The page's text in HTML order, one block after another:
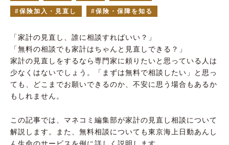
保険加入・見直し 保険・保障を知る
「家計の見直し、誰に相談すればいい？」
「無料の相談でも家計はちゃんと見直しできる？」
家計の見直しをするなら専門家に頼りたいと思っている人は
少なくはないでしょう。「まずは無料で相談したい」と思っ
ても、どこまでお願いできるのか、不安に思う場合もあるか
もしれません。
この記事では、マネコミ編集部が家計の見直し相談について
解説します。また、無料相談についても東京海上日動あんし
ん生命のサービスを例に詳しく説明します。